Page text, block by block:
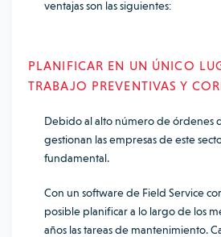
ventajas son las siguientes:
PLANIFICAR EN UN ÚNICO
TRABAJO PREVENTIVAS Y
Debido al alto número de órdenes
gestionan las empresas de este
fundamental.
Con un software de Field Service
posible planificar a lo largo de los
años las tareas de mantenimiento.